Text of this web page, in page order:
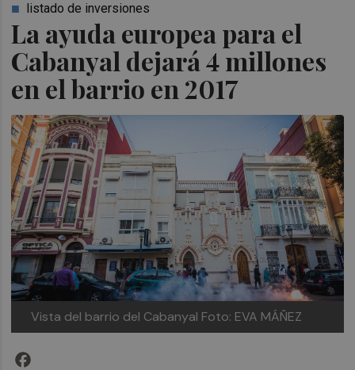
La ayuda europea para el
Cabanyal dejará 4 millones
en el barrio en 2017
listado de inversiones
Vista del barrio del Cabanyal Foto: EVA MÁÑEZ